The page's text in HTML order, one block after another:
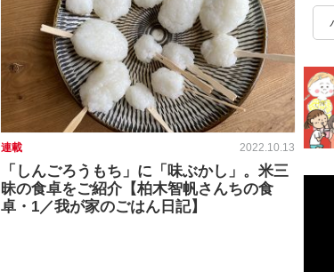
連載 2022.10.13
「しんごろうもち」に「味ぶかし」。米三
昧の食卓をご紹介【柏木智帆さんちの食
卓・1／我が家のごはん日記】